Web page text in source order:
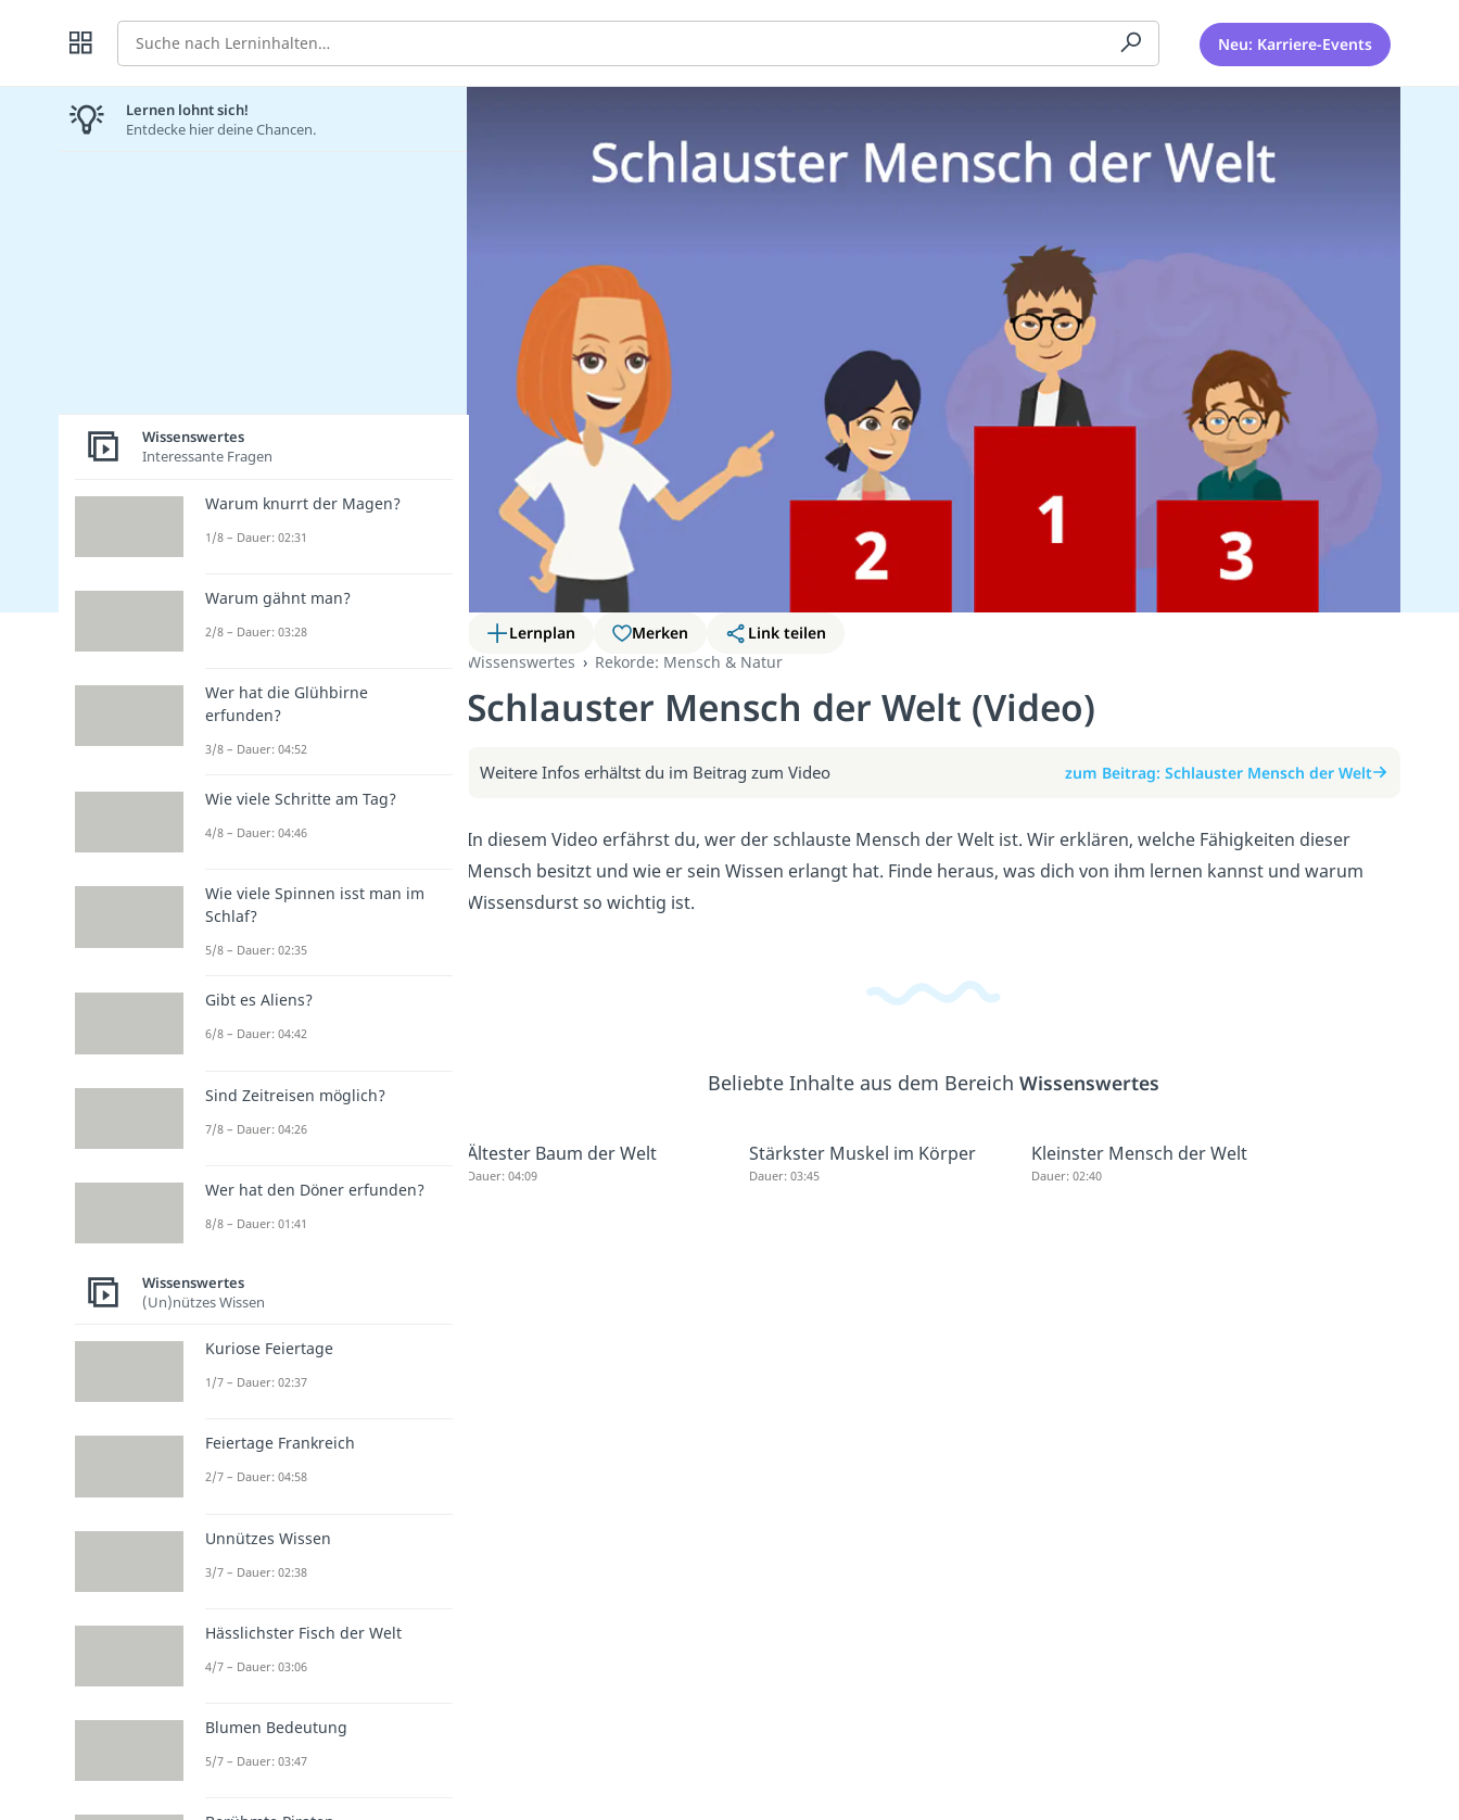
Suche Neu: Karriere-Events
Lernplan Merken
Link teilen
Wissenswertes
Rekorde: Mensch & Natur
Schlauster Mensch der Welt (Video)
Weitere Infos erhältst du im Beitrag zum Video zum Beitrag: Schlauster Mensch der Welt
In diesem Video erfährst du, wer der schlauste Mensch der Welt ist. Wir erklären, welche Fähigkeiten dieser
Mensch besitzt und wie er sein Wissen erlangt hat. Finde heraus, was dich von ihm lernen kannst und warum
Wissensdurst so wichtig ist.
Beliebte Inhalte aus dem Bereich Wissenswertes
Ältester Baum der Welt
Dauer: 04:09
Stärkster Muskel im Körper
Dauer: 03:45
Kleinster Mensch der Welt
Dauer: 02:40
Lernen lohnt sich!
Entdecke hier deine Chancen.
Wissenswertes
Interessante Fragen
Warum knurrt der Magen?
1/8 – Dauer: 02:31
Warum gähnt man?
2/8 – Dauer: 03:28
Wer hat die Glühbirne
erfunden?
3/8 – Dauer: 04:52
Wie viele Schritte am Tag?
4/8 – Dauer: 04:46
Wie viele Spinnen isst man im
Schlaf?
5/8 – Dauer: 02:35
Gibt es Aliens?
6/8 – Dauer: 04:42
Sind Zeitreisen möglich?
7/8 – Dauer: 04:26
Wer hat den Döner erfunden?
8/8 – Dauer: 01:41
Wissenswertes
(Un)nützes Wissen
Kuriose Feiertage
1/7 – Dauer: 02:37
Feiertage Frankreich
2/7 – Dauer: 04:58
Unnützes Wissen
3/7 – Dauer: 02:38
Hässlichster Fisch der Welt
4/7 – Dauer: 03:06
Blumen Bedeutung
5/7 – Dauer: 03:47